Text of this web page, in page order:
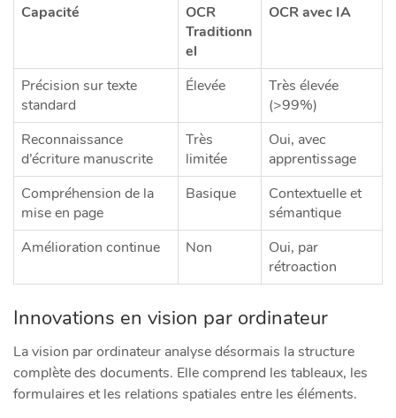
Capacité
OCR
Traditionn
el
OCR avec IA
Précision sur texte
standard
Élevée
Très élevée
(>99%)
Reconnaissance
d’écriture manuscrite
Très
limitée
Oui, avec
apprentissage
Compréhension de la
mise en page
Basique
Contextuelle et
sémantique
Amélioration continue
Non
Oui, par
rétroaction
Innovations en vision par ordinateur
La vision par ordinateur analyse désormais la structure
complète des documents. Elle comprend les tableaux, les
formulaires et les relations spatiales entre les éléments.